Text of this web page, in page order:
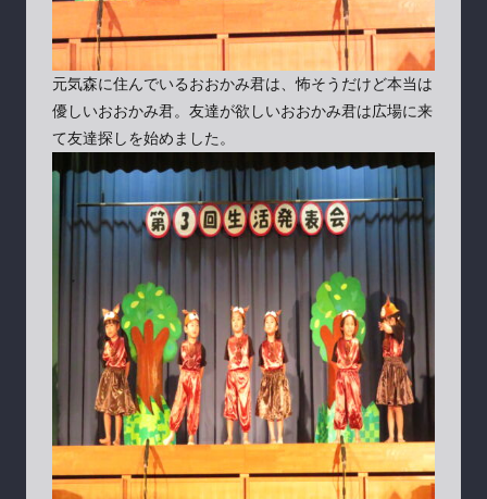
元気森に住んでいるおおかみ君は、怖そうだけど本当は
優しいおおかみ君。友達が欲しいおおかみ君は広場に来
て友達探しを始めました。